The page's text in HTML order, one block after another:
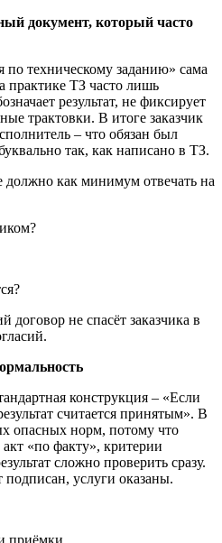
документ, который часто
техническому заданию» сама
практике ТЗ часто лишь
результат, не фиксирует
трактовки. В итоге заказчик
– что обязан был
так, как написано в ТЗ.
должно как минимум отвечать на
договор не спасёт заказчика в
конструкция – «Если
считается принятым». В
опасных норм, потому что
«по факту», критерии
сложно проверить сразу.
подписан, услуги оказаны.
приёмки.